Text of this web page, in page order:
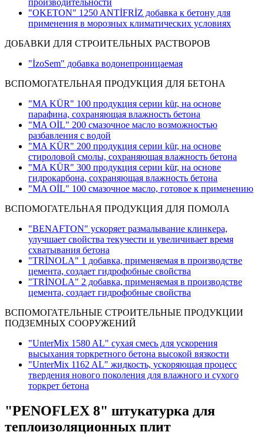
производительности
"OKETON" 1250 ANTİFRİZ добавка к бетону для
применения в морозных климатических условиях
ДОБАВКИ ДЛЯ СТРОИТЕЛЬНЫХ РАСТВОРОВ
"İzoSem" добавка водонепроницаемая
ВСПОМОГАТЕЛЬНАЯ ПРОДУКЦИЯ ДЛЯ БЕТОНА
"MA KÜR" 100 продукция серии kür, на основе
парафина, сохраняющая влажность бетона
"MA OİL" 200 смазочное масло возможностью
разбавления с водой
"MA KÜR" 200 продукция серии kür, на основе
стироловой смолы, сохраняющая влажность бетона
"MA KÜR" 300 продукция серии kür, на основе
гидрокарбона, сохраняющая влажность бетона
"MA OİL" 100 смазочное масло, готовое к применению
ВСПОМОГАТЕЛЬНАЯ ПРОДУКЦИЯ ДЛЯ ПОМОЛА
"BENAFTON" ускоряет размалывание клинкера,
улучшает свойства текучести и увеличивает время
схватывания бетона
"TRİNOLA" 1 добавка, применяемая в производстве
цемента, создает гидрофобные свойства
"TRİNOLA" 2 добавка, применяемая в производстве
цемента, создает гидрофобные свойства
ВСПОМОГАТЕЛЬНЫЕ СТРОИТЕЛЬНЫЕ ПРОДУКЦИИ
ПОДЗЕМНЫХ СООРУЖЕНИЙ
"UnterMix 1580 AL" сухая смесь для ускорения
высыхания торкретного бетона высокой вязкости
"UnterMix 1162 AL" жидкость, ускоряющая процесс
твердения нового поколения для влажного и сухого
торкрет бетона
"PENOFLEX 8" штукатурка для
теплоизоляционных плит